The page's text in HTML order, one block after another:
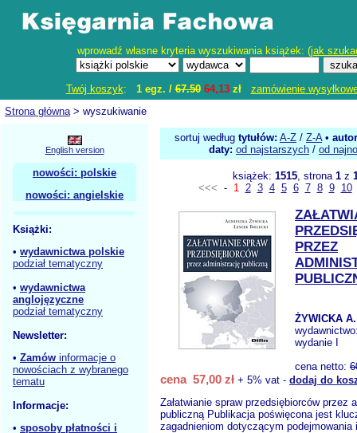
wprowadź własne kryteria wyszukiwania książek: (jak
Twój koszyk: 1 egz. /67.50 64,13zł
zamówienie
Strona główna> wyszukiwanie
English version
nowości: polskie
nowości: angielskie
Książki:
• wydawnictwa polskie
podział tematyczny
• wydawnictwa
anglojęzyczne
podział tematyczny
Newsletter:
• Zamów informacje o
nowościach z wybranego
tematu
Informacje:
• sposoby płatności i
sortuj według tytułów: A-Z / Z-A•
daty: od najstarszych / od
książek: 1515, strona 1z
<<< - 1 2 3 4 5 6 7 8 9 10
PRZEZ
ŻYWICKA
wydanie I
cena netto:
cena 57,00 zł + 5% vat - dodaj do
Załatwianie spraw przedsiębiorców przez
publiczną Publikacja poświęcona jest
zagadnieniom dotyczącym podejmowania